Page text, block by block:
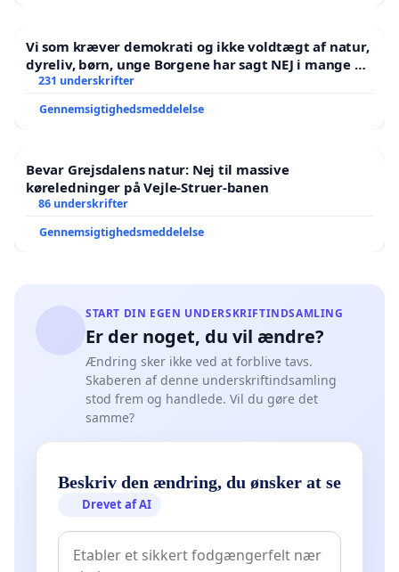
Vi som kræver demokrati og ikke voldtægt af natur,
dyreliv, børn, unge Borgene har sagt NEJ i mange år.
Der er
231 underskrifter
Gennemsigtighedsmeddelelse
Bevar Grejsdalens natur: Nej til massive
køreledninger på Vejle-Struer-banen
86 underskrifter
Gennemsigtighedsmeddelelse
START DIN EGEN UNDERSKRIFTINDSAMLING
Er der noget, du vil ændre?
Ændring sker ikke ved at forblive tavs.
Skaberen af denne underskriftindsamling
stod frem og handlede. Vil du gøre det
samme?
Beskriv den ændring, du ønsker at se
Drevet af AI